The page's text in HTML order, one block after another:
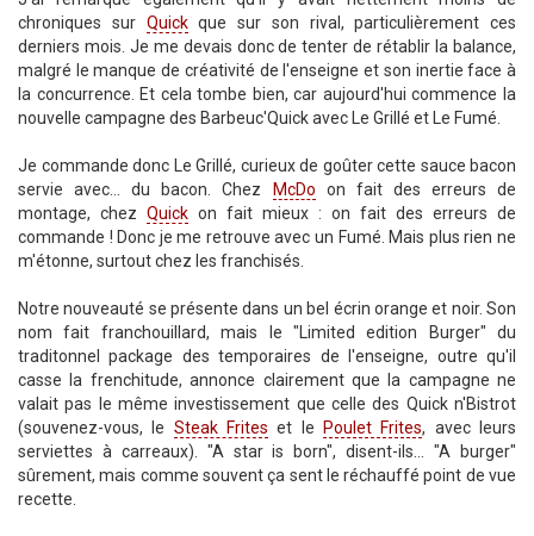
chroniques sur Quickque sur son rival, particulièrement ces
derniers mois. Je me devais donc de tenter de rétablir la balance,
malgré le manque de créativité de l'enseigne et son inertie face à
la concurrence. Et cela tombe bien, car aujourd'hui commence la
nouvelle campagne des Barbeuc'Quick avec Le Grillé et Le Fumé.
Je commande donc Le Grillé, curieux de goûter cette sauce bacon
servie avec... du bacon. Chez
McDo on fait des erreurs de
montage, chez Quick on fait mieux : on fait des erreurs de
commande ! Donc je me retrouve avec un Fumé. Mais plus rien ne
m'étonne, surtout chez les franchisés.
Notre nouveauté se présente dans un bel écrin orange et noir. Son
nom fait franchouillard, mais le "Limited edition Burger" du
traditonnel package des temporaires de l'enseigne, outre qu'il
casse la frenchitude, annonce clairement que la campagne ne
valait pas le même investissement que celle des Quick n'Bistrot
(souvenez-vous, le Steak Frites et le Poulet Frites, avec leurs
serviettes à carreaux). "A star is born", disent-ils... "A burger"
sûrement, mais comme souvent ça sent le réchauffé point de vue
recette.